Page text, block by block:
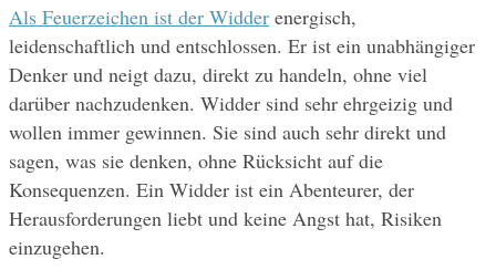
Als Feuerzeichen ist der Widder energisch,
leidenschaftlich und entschlossen. Er ist ein unabhängiger
Denker und neigt dazu, direkt zu handeln, ohne viel
darüber nachzudenken. Widder sind sehr ehrgeizig und
wollen immer gewinnen. Sie sind auch sehr direkt und
sagen, was sie denken, ohne Rücksicht auf die
Konsequenzen. Ein Widder ist ein Abenteurer, der
Herausforderungen liebt und keine Angst hat, Risiken
einzugehen.